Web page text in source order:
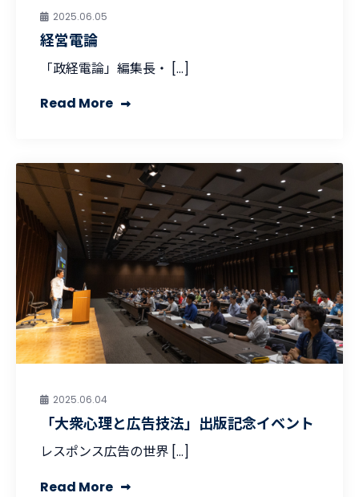
2025.06.05
経営電論
「政経電論」編集長・ […]
Read More
2025.06.04
「大衆心理と広告技法」出版記念イベント
レスポンス広告の世界 […]
Read More